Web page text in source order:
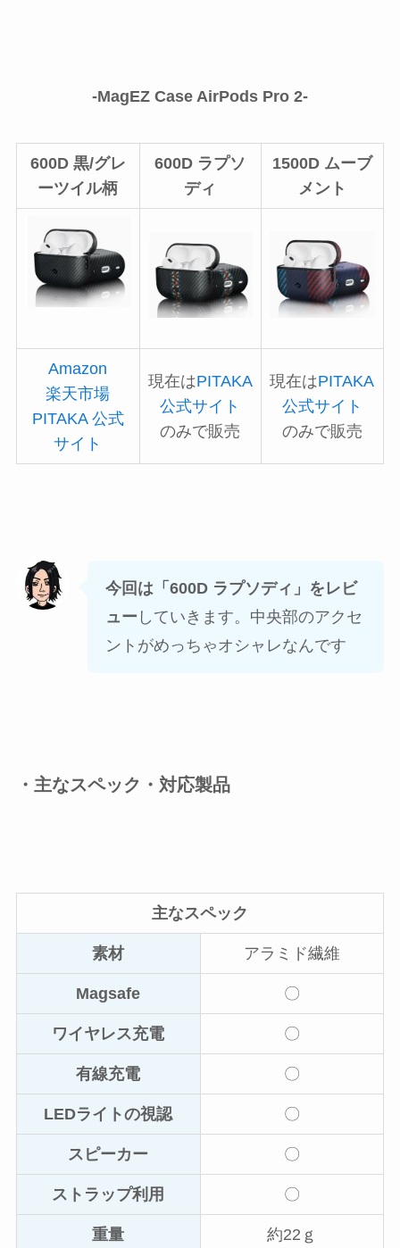
-MagEZ Case AirPods Pro 2-
600D 黒/グレ
ーツイル柄
600D ラプソ
ディ
1500D ムーブ
メント
Amazon
楽天市場
PITAKA 公式
サイト
現在はPITAKA
公式サイト
のみで販売
現在はPITAKA
公式サイト
のみで販売
今回は「600D ラプソディ」をレビ
ュー していきます。中央部のアクセ
ントがめっちゃオシャレなんです
・主なスペック・対応製品
主なスペック
素材 アラミド繊維
Magsafe 〇
ワイヤレス充電 〇
有線充電 〇
LEDライトの視認 〇
スピーカー 〇
ストラップ利用 〇
重量 約22ｇ